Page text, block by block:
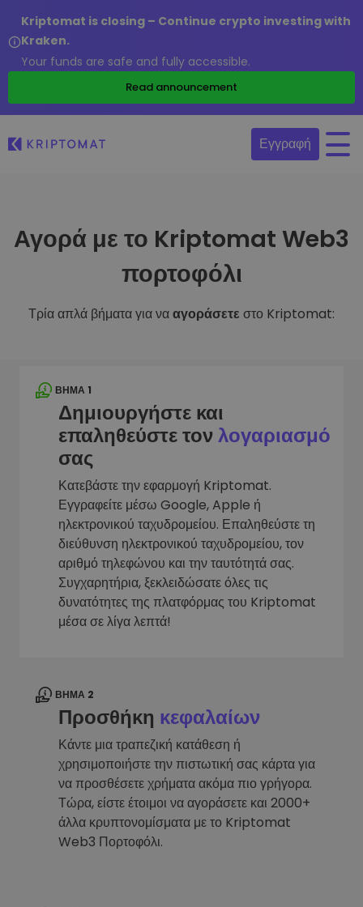
Kriptomat is closing – Continue crypto investing with
Kraken.
Your funds are safe and fully accessible.
Read announcement
Εγγραφή
Αγορά με το Kriptomat Web3
πορτοφόλι
Τρία απλά βήματα για νααγοράσετε στο Kriptomat:
ΒΉΜΑ 1
Δημιουργήστε και
επαληθεύστε τονλογαριασμό
σας
Κατεβάστε την εφαρμογή Kriptomat.
Εγγραφείτε μέσω Google, Apple ή
ηλεκτρονικού ταχυδρομείου. Επαληθεύστε τη
διεύθυνση ηλεκτρονικού ταχυδρομείου, τον
αριθμό τηλεφώνου και την ταυτότητά σας.
Συγχαρητήρια, ξεκλειδώσατε όλες τις
δυνατότητες της πλατφόρμας του Kriptomat
μέσα σε λίγα λεπτά!
ΒΉΜΑ 2
Προσθήκη κεφαλαίων
Κάντε μια τραπεζική κατάθεση ή
χρησιμοποιήστε την πιστωτική σας κάρτα για
να προσθέσετε χρήματα ακόμα πιο γρήγορα.
Τώρα, είστε έτοιμοι να αγοράσετε και 2000+
άλλα κρυπτονομίσματα με το Kriptomat
Web3 Πορτοφόλι.